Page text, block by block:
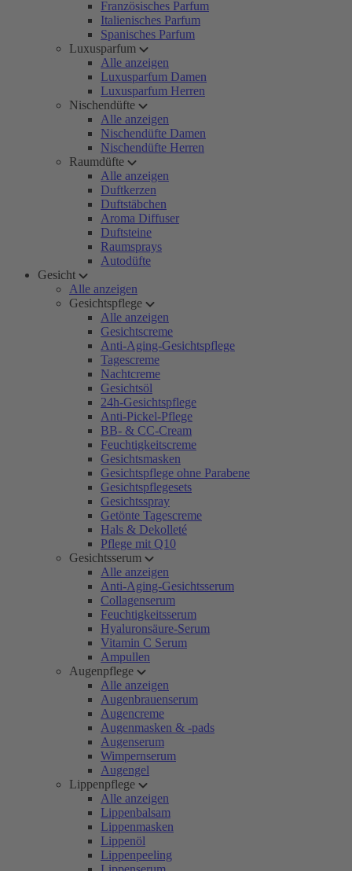
Französisches Parfum
Italienisches Parfum
Spanisches Parfum
Luxusparfum
Alle anzeigen
Luxusparfum Damen
Luxusparfum Herren
Nischendüfte
Alle anzeigen
Nischendüfte Damen
Nischendüfte Herren
Raumdüfte
Alle anzeigen
Duftkerzen
Duftstäbchen
Aroma Diffuser
Duftsteine
Raumsprays
Autodüfte
Gesicht
Alle anzeigen
Gesichtspflege
Alle anzeigen
Gesichtscreme
Anti-Aging-Gesichtspflege
Tagescreme
Nachtcreme
Gesichtsöl
24h-Gesichtspflege
Anti-Pickel-Pflege
BB- & CC-Cream
Feuchtigkeitscreme
Gesichtsmasken
Gesichtspflege ohne Parabene
Gesichtspflegesets
Gesichtsspray
Getönte Tagescreme
Hals & Dekolleté
Pflege mit Q10
Gesichtsserum
Alle anzeigen
Anti-Aging-Gesichtsserum
Collagenserum
Feuchtigkeitsserum
Hyaluronsäure-Serum
Vitamin C Serum
Ampullen
Augenpflege
Alle anzeigen
Augenbrauenserum
Augencreme
Augenmasken & -pads
Augenserum
Wimpernserum
Augengel
Lippenpflege
Alle anzeigen
Lippenbalsam
Lippenmasken
Lippenöl
Lippenpeeling